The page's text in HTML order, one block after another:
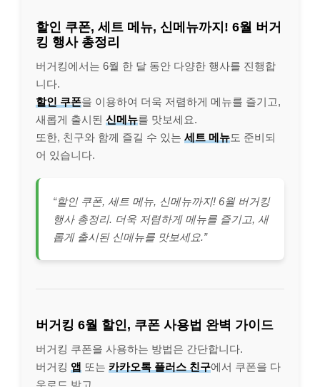
할인 쿠폰, 세트 메뉴, 신메뉴까지! 6월 버거
킹 행사 총정리
버거킹에서는 6월 한 달 동안 다양한 행사를 진행합
니다.
할인 쿠폰을 이용하여 더욱 저렴하게 메뉴를 즐기고,
새롭게 출시된 신메뉴를 맛보세요.
또한, 친구와 함께 즐길 수 있는 세트 메뉴도 준비되
어 있습니다.
“할인 쿠폰, 세트 메뉴, 신메뉴까지! 6월 버거킹
행사 총정리. 더욱 저렴하게 메뉴를 즐기고, 새
롭게 출시된 신메뉴를 맛보세요.”
버거킹 6월 할인, 쿠폰 사용법 완벽 가이드
버거킹 쿠폰을 사용하는 방법은 간단합니다.
버거킹 앱 또는 카카오톡 플러스 친구에서 쿠폰을 다
운로드 받고,